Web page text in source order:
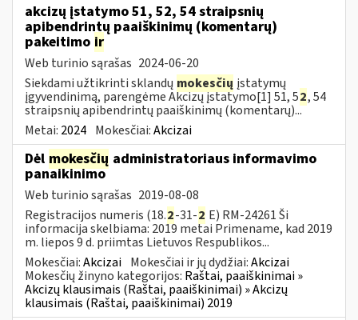
akcizų įstatymo 51, 52, 54 straipsnių
apibendrintų paaiškinimų (komentarų)
pakeitimo ir
Web turinio sąrašas 2024-06-20
Siekdami užtikrinti sklandų mokesčių įstatymų
įgyvendinimą, parengėme Akcizų įstatymo[1] 51, 52, 54
straipsnių apibendrintų paaiškinimų (komentarų)...
Metai: 2024 Mokesčiai:Akcizai
Dėl mokesčių administratoriaus informavimo
panaikinimo
Web turinio sąrašas 2019-08-08
Registracijos numeris (18.2-31-2 E) RM-24261 Ši
informacija skelbiama: 2019 metai Primename, kad 2019
m. liepos 9 d. priimtas Lietuvos Respublikos...
Mokesčiai:Akcizai Mokesčiai ir jų dydžiai:Akcizai
Mokesčių žinyno kategorijos: Raštai, paaiškinimai »
Akcizų klausimais (Raštai, paaiškinimai) » Akcizų
klausimais (Raštai, paaiškinimai) 2019